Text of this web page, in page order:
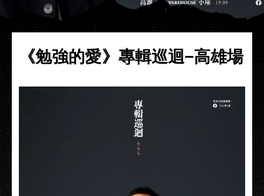
《勉強的愛》專輯巡迴−高雄場